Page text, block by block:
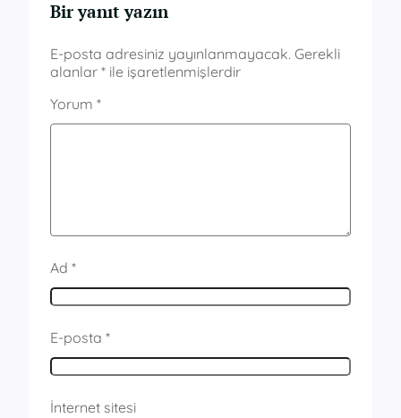
Bir yanıt yazın
E-posta adresiniz yayınlanmayacak. Gerekli
alanlar * ile işaretlenmişlerdir
Yorum *
Ad *
E-posta *
İnternet sitesi